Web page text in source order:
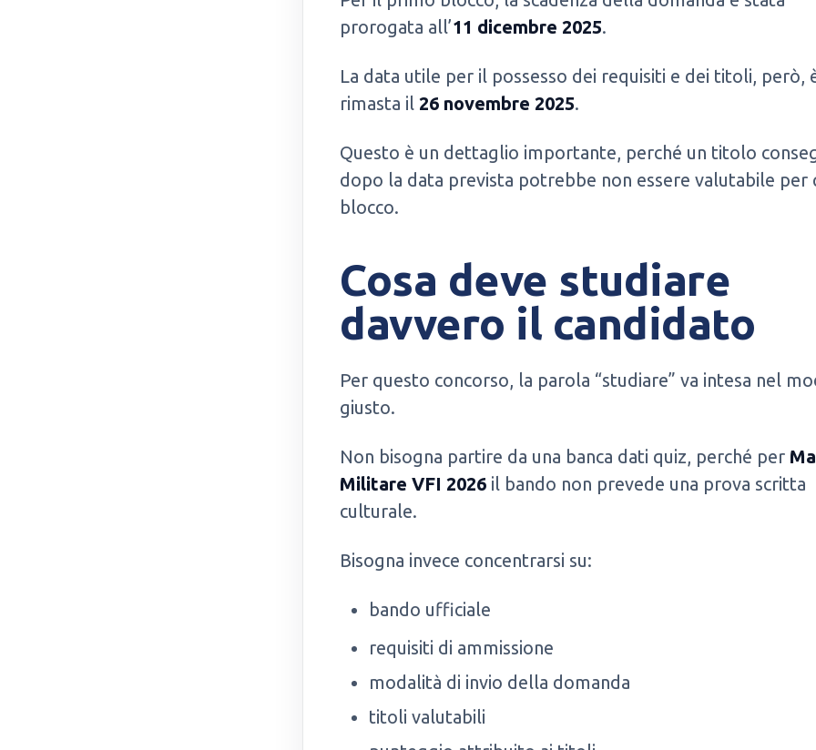
prorogata all’11 dicembre 2025.
La data utile per il possesso dei requisiti e dei titoli, però,
rimasta il 26 novembre 2025.
Questo è un dettaglio importante, perché un titolo
dopo la data prevista potrebbe non essere valutabile per
blocco.
Cosa deve studiare
davvero il candidato
Per questo concorso, la parola “studiare” va intesa nel
giusto.
Non bisogna partire da una banca dati quiz, perché per
Militare VFI 2026 il bando non prevede una prova scritta
culturale.
Bisogna invece concentrarsi su:
bando ufficiale
requisiti di ammissione
modalità di invio della domanda
titoli valutabili